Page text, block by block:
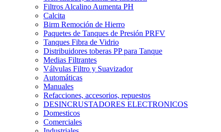
Filtros Alcalino Aumenta PH
Calcita
Birm Remoción de Hierro
Paquetes de Tanques de Presión PRFV
Tanques Fibra de Vidrio
Distribuidores toberas PP para Tanque
Medias Filtrantes
Válvulas Filtro y Suavizador
Automáticas
Manuales
Refacciones, accesorios, repuestos
DESINCRUSTADORES ELECTRONICOS
Domesticos
Comerciales